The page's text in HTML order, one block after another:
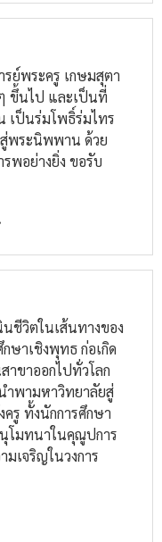
ย์พระครู เกษมสุตา
ขึ้นไป และเป็นที่
เป็นร่มโพธิ์ร่มไทร
พระนิพพาน ด้วย
พอย่างยิ่ง ขอรับ
ชีวิตในเส้นทางของ
ษาเชิงพุทธ ก่อเกิด
าขาออกไปทั่วโลก
ำพามหาวิทยาลัยสู่
รู ทั้งนักการศึกษา
โมทนาในคุณูปการ
เจริญในวงการ